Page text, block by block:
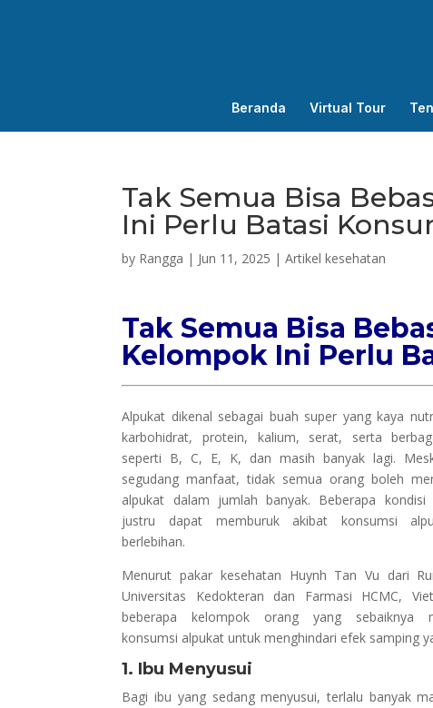
Beranda Virtual Tour
Tak Semua Bisa
Ini Perlu Batasi
by Rangga | Jun 11, 2025 |Artikel kesehatan
Tak Semua Bisa
Kelompok Ini Perlu
Alpukat dikenal sebagai buah super yang kaya
karbohidrat, protein, kalium, serat, serta
seperti B, C, E, K, dan masih banyak lagi.
segudang manfaat, tidak semua orang boleh
alpukat dalam jumlah banyak. Beberapa kondisi
justru dapat memburuk akibat konsumsi
berlebihan.
Menurut pakar kesehatan Huynh Tan Vu dari
Universitas Kedokteran dan Farmasi HCMC,
beberapa kelompok orang yang sebaiknya
konsumsi alpukat untuk menghindari efek samping
1. Ibu Menyusui
Bagi ibu yang sedang menyusui, terlalu banyak